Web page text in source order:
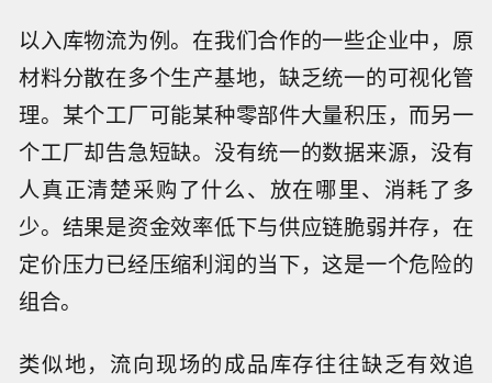
以入库物流为例。在我们合作的一些企业中，原
材料分散在多个生产基地，缺乏统一的可视化管
理。某个工厂可能某种零部件大量积压，而另一
个工厂却告急短缺。没有统一的数据来源，没有
人真正清楚采购了什么、放在哪里、消耗了多
少。结果是资金效率低下与供应链脆弱并存，在
定价压力已经压缩利润的当下，这是一个危险的
组合。
类似地，流向现场的成品库存往往缺乏有效追